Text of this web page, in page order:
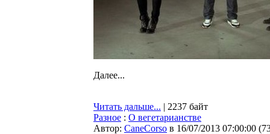
Далее...
Читать дальше... | 2237 байт
Разное : О вегетарианстве
Автор: CaneCorso в 16/07/2013 07:00:00 (